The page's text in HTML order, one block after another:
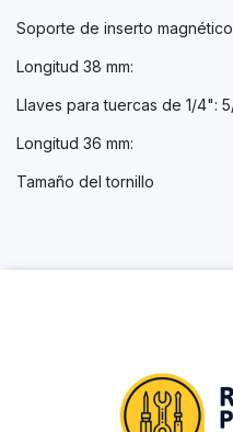
Soporte de inserto
Longitud 38 mm:
Llaves para tuercas de 1/4":
Longitud 36 mm:
Tamaño del tornillo